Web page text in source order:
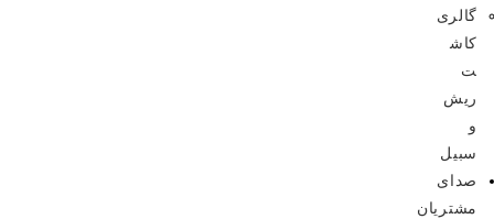
گالری
کاش
ت
ریش
و
سبیل
صدای
مشتریان